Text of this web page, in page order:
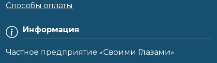
Информация
Частное предприятие «Своими Глазами»
Способы оплаты